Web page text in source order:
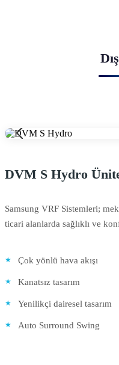
DVM S Hydro
Samsung VRF Sistemleri;
ticari alanlarda sağlıklı ve
Çok yönlü hava akışı
Kanatsız tasarım
Yenilikçi dairesel tasarım
Auto Surround Swing